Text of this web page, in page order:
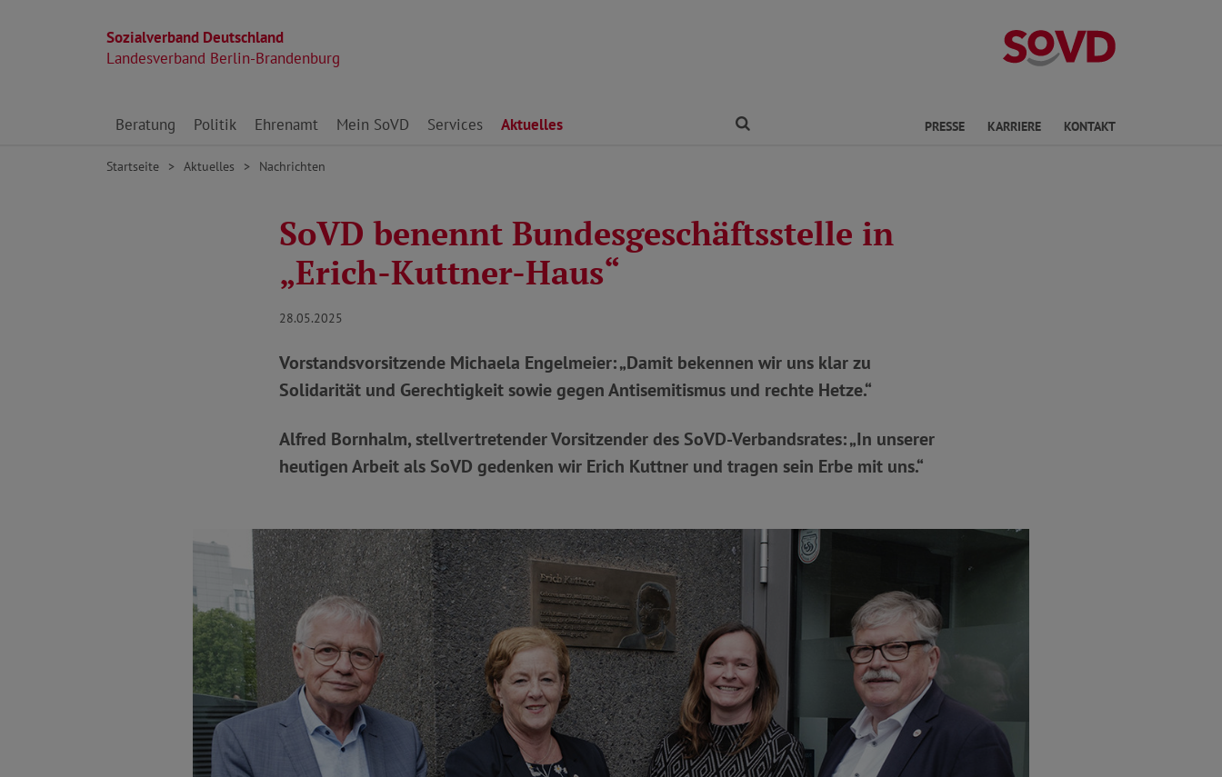
Sozialverband Deutschland
Landesverband Berlin-Brandenburg
Direkt zu den Inhalten springen
Beratung Politik Ehrenamt Mein SoVD Services Aktuelles PRESSE KARRIERE KONTAKT
Startseite Aktuelles Nachrichten
SoVD benennt Bundesgeschäftsstelle in
„Erich-Kuttner-Haus“
28.05.2025
Vorstandsvorsitzende Michaela Engelmeier: „Damit bekennen wir uns klar zu
Solidarität und Gerechtigkeit sowie gegen Antisemitismus und rechte Hetze.“
Alfred Bornhalm, stellvertretender Vorsitzender des SoVD-Verbandsrates: „In unserer
heutigen Arbeit als SoVD gedenken wir Erich Kuttner und tragen sein Erbe mit uns.“